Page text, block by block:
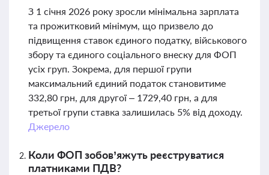
З 1 січня 2026 року зросли мінімальна зарплата
та прожитковий мінімум, що призвело до
підвищення ставок єдиного податку, військового
збору та єдиного соціального внеску для ФОП
усіх груп. Зокрема, для першої групи
максимальний єдиний податок становитиме
332,80 грн, для другої – 1729,40 грн, а для
третьої групи ставка залишилась 5% від доходу.
Джерело
Коли ФОП зобов’яжуть реєструватися
платниками ПДВ?